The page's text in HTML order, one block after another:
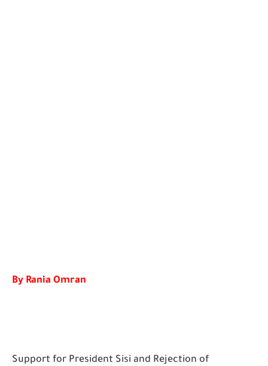
By Rania Omran
Support for President Sisi and Rejection of